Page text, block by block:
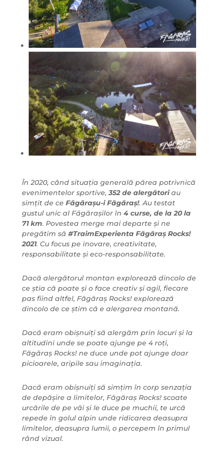
În 2020, când situația generală părea potrivnică
evenimentelor sportive,352 de alergătoriau
simțit de ce Făgărașu-i Făgăraș!. Au testat
gustul unic al Făgărașilor în 4 curse, de la 20 la
71 km. Povestea merge mai departe și ne
pregătim să #TraimExperienta Făgăraș Rocks!
2021. Cu focus pe inovare, creativitate,
responsabilitate și eco-responsabilitate.
Dacă alergătorul montan explorează dincolo de
ce știa că poate și o face creativ și agil, fiecare
pas fiind altfel, Făgăraș Rocks! explorează
dincolo de ce știm că e alergarea montană.
Dacă eram obișnuiți să alergăm prin locuri și la
altitudini unde se poate ajunge pe 4 roți,
Făgăraș Rocks! ne duce unde pot ajunge doar
picioarele, aripile sau imaginația.
Dacă eram obișnuiți să simțim în corp senzația
de depășire a limitelor, Făgăraș Rocks! scoate
urcările de pe văi și le duce pe muchii, te urcă
repede în golul alpin unde ridicarea deasupra
limitelor, deasupra lumii, o percepem în primul
rând vizual.